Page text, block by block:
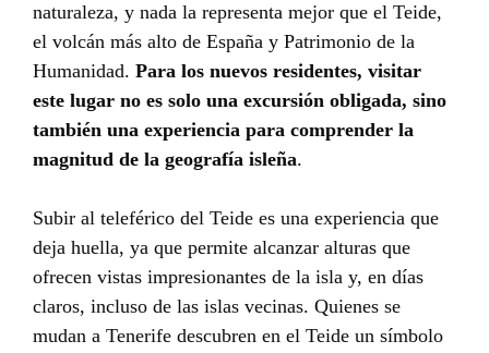
naturaleza, y nada la representa mejor que el Teide,
el volcán más alto de España y Patrimonio de la
Humanidad. Para los nuevos residentes, visitar
este lugar no es solo una excursión obligada, sino
también una experiencia para comprender la
magnitud de la geografía isleña.
Subir al teleférico del Teide es una experiencia que
deja huella, ya que permite alcanzar alturas que
ofrecen vistas impresionantes de la isla y, en días
claros, incluso de las islas vecinas. Quienes se
mudan a Tenerife descubren en el Teide un símbolo